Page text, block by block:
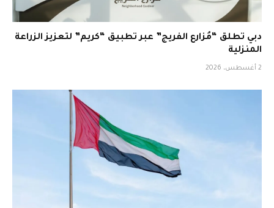
دبي تطلق “مُزارع الفريج” عبر تطبيق “كريم” لتعزيز الزراعة
المنزلية
2 أغسطس، 2026